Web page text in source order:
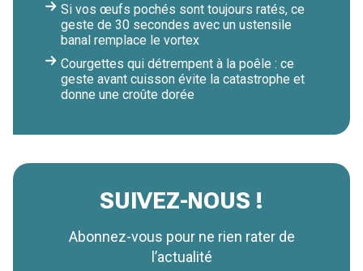
Si vos œufs pochés sont toujours ratés, ce
geste de 30 secondes avec un ustensile
banal remplace le vortex
Courgettes qui détrempent à la poêle : ce
geste avant cuisson évite la catastrophe et
donne une croûte dorée
SUIVEZ-NOUS !
Abonnez-vous pour ne rien rater de
l’actualité